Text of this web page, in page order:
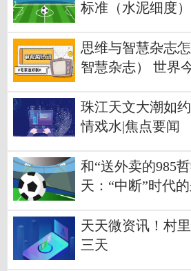
标准（水泥细度）
思维与智慧杂志
智慧杂志） 世界
珠江天文大潮如
情戏水|焦点要闻
和“送外卖的985
天：“中断”时代
天天微资讯！村
三天